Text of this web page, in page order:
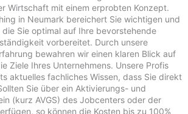
Wirtschaft mit einem erprobten Konzept.
in Neumark bereichert Sie wichtigen und
Sie optimal auf Ihre bevorstehende
vorbereitet. Durch unsere
bewahren wir einen klaren Blick auf
Ziele Ihres Unternehmens. Unsere Profis
aktuelles fachliches Wissen, dass Sie direkt
Sie über ein Aktivierungs- und
(kurz AVGS) des Jobcenters oder der
so können die Kosten bis zu 100%